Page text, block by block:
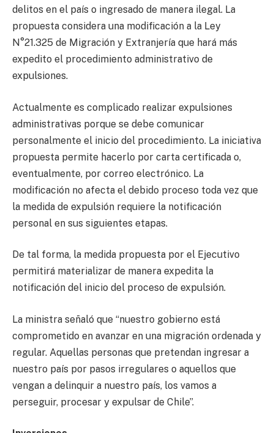
delitos en el país o ingresado de manera ilegal. La
propuesta considera una modificación a la Ley
N°21.325 de Migración y Extranjería que hará más
expedito el procedimiento administrativo de
expulsiones.
Actualmente es complicado realizar expulsiones
administrativas porque se debe comunicar
personalmente el inicio del procedimiento. La iniciativa
propuesta permite hacerlo por carta certificada o,
eventualmente, por correo electrónico. La
modificación no afecta el debido proceso toda vez que
la medida de expulsión requiere la notificación
personal en sus siguientes etapas.
De tal forma, la medida propuesta por el Ejecutivo
permitirá materializar de manera expedita la
notificación del inicio del proceso de expulsión.
La ministra señaló que “nuestro gobierno está
comprometido en avanzar en una migración ordenada y
regular. Aquellas personas que pretendan ingresar a
nuestro país por pasos irregulares o aquellos que
vengan a delinquir a nuestro país, los vamos a
perseguir, procesar y expulsar de Chile”.